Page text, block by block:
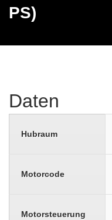
PS)
Daten
Hubraum
Motorcode
Motorsteuerung